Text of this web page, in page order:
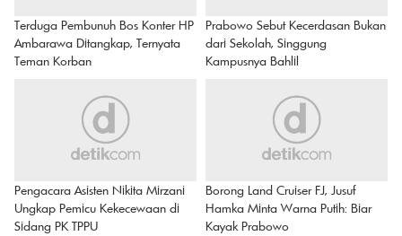
Terduga Pembunuh Bos Konter HP
Ambarawa Ditangkap, Ternyata
Teman Korban
Prabowo Sebut Kecerdasan Bukan
dari Sekolah, Singgung
Kampusnya Bahlil
Pengacara Asisten Nikita Mirzani
Ungkap Pemicu Kekecewaan di
Sidang PK TPPU
Borong Land Cruiser FJ, Jusuf
Hamka Minta Warna Putih: Biar
Kayak Prabowo